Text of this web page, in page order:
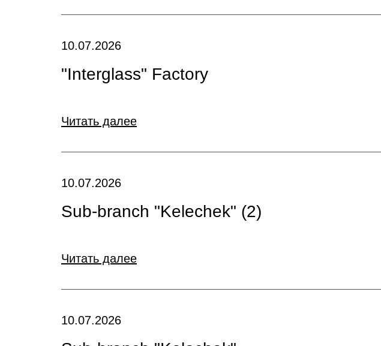
10.07.2026
"Interglass" Factory
Читать далее
10.07.2026
Sub-branch "Kelechek" (2)
Читать далее
10.07.2026